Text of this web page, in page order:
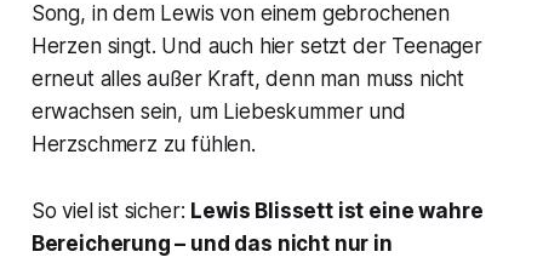
Song, in dem Lewis von einem gebrochenen
Herzen singt. Und auch hier setzt der Teenager
erneut alles außer Kraft, denn man muss nicht
erwachsen sein, um Liebeskummer und
Herzschmerz zu fühlen.
So viel ist sicher: Lewis Blissett ist eine wahre
Bereicherung – und das nicht nur in